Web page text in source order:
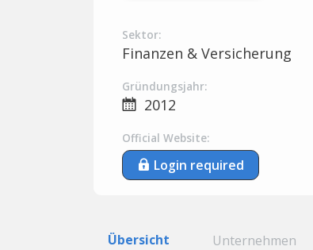
Sektor:
Finanzen & Versicherung
Gründungsjahr:
2012
Official Website:
Login required
Übersicht Unternehmen